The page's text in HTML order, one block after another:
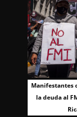
Manifestantes
la deuda al